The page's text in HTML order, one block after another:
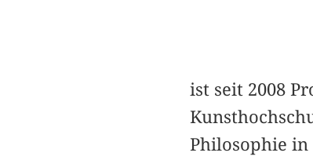
ist seit 2008
Philosophie